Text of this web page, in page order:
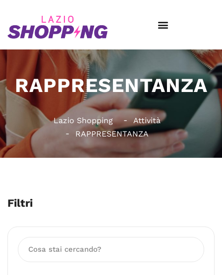
RAPPRESENTANZA
Lazio Shopping
Attività
RAPPRESENTANZA
Filtri